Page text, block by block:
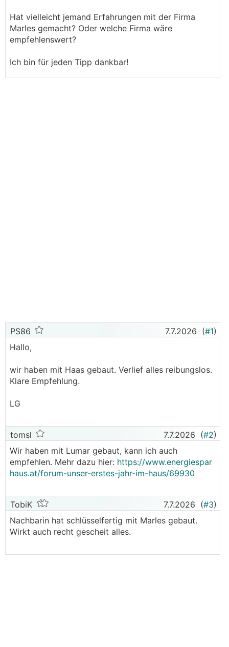
Hat vielleicht jemand Erfahrungen mit der Firma
Marles gemacht? Oder welche Firma wäre
empfehlenswert?
Ich bin für jeden Tipp dankbar!
PS86 7.7.2026 (#1)
Hallo,
wir haben mit Haas gebaut. Verlief alles reibungslos.
Klare Empfehlung.
LG
tomsl 7.7.2026 (#2)
Wir haben mit Lumar gebaut, kann ich auch
empfehlen. Mehr dazu hier: https://www.energiespar
haus.at/forum-unser-erstes-jahr-im-haus/69930
TobiK 7.7.2026 (#3)
Nachbarin hat schlüsselfertig mit Marles gebaut.
Wirkt auch recht gescheit alles.